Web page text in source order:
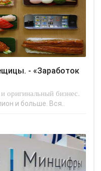
оригинальный бизнес.
и больше. Вся..